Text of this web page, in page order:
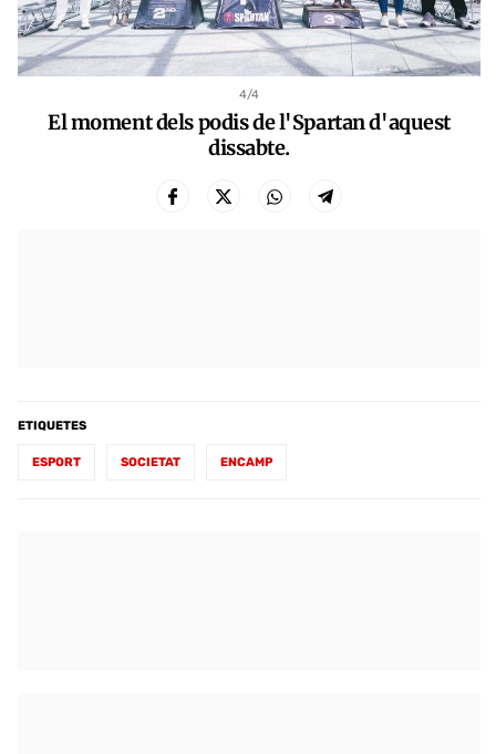
4/4
El moment dels podis de l'Spartan d'aquest
dissabte.
ETIQUETES
ESPORT SOCIETAT ENCAMP